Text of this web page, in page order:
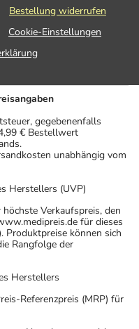
Bestellung widerrufen
Cookie-Einstellungen
gegebenenfalls
€ Bestellwert
unabhängig vom
Herstellers (UVP)
höchste Verkaufspreis, den
für dieses
Produktpreise können sich
Rangfolge der
Herstellers
Referenzpreis (MRP) für